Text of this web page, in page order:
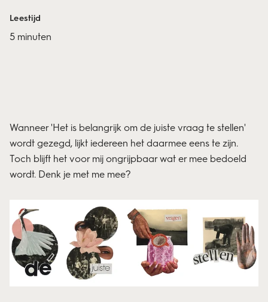
Leestijd
5 minuten
Wanneer 'Het is belangrijk om de juiste vraag te stellen'
wordt gezegd, lijkt iedereen het daarmee eens te zijn.
Toch blijft het voor mij ongrijpbaar wat er mee bedoeld
wordt. Denk je met me mee?